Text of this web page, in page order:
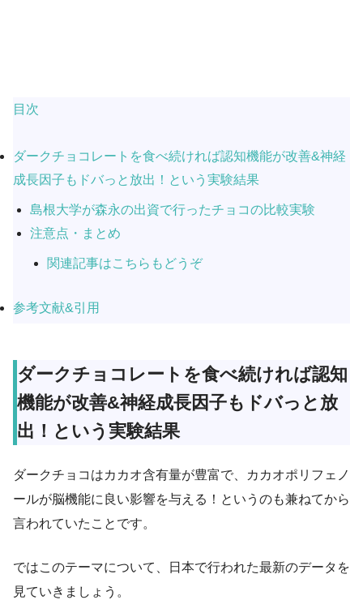
目次
ダークチョコレートを食べ続ければ認知機能が改善&神経
成長因子もドバっと放出！という実験結果
島根大学が森永の出資で行ったチョコの比較実験
注意点・まとめ
関連記事はこちらもどうぞ
参考文献&引用
ダークチョコレートを食べ続ければ認知
機能が改善&神経成長因子もドバっと放
出！という実験結果
ダークチョコはカカオ含有量が豊富で、カカオポリフェノ
ールが脳機能に良い影響を与える！というのも兼ねてから
言われていたことです。
ではこのテーマについて、日本で行われた最新のデータを
見ていきましょう。